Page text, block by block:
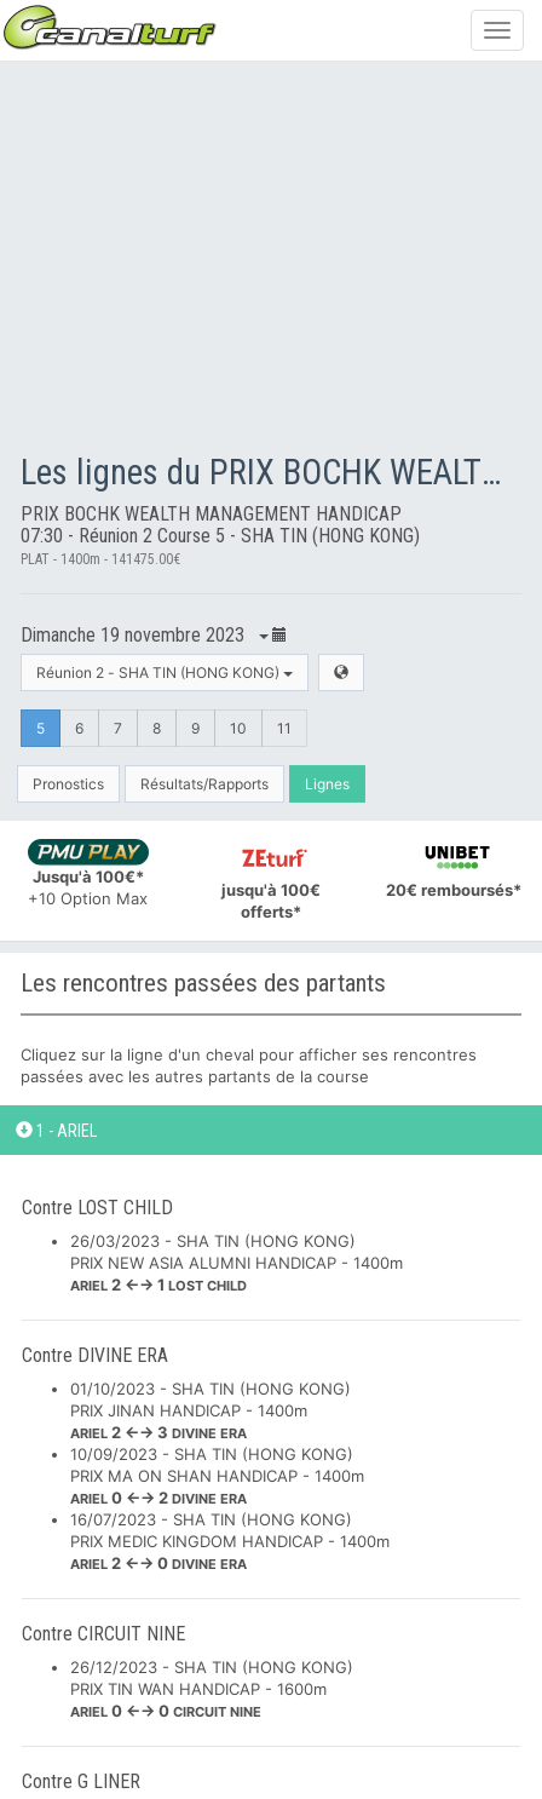
Les lignes du PRIX BOCHK WEALTH MANAGEMENT HANDICAP
PRIX BOCHK WEALTH MANAGEMENT HANDICAP
07:30 - Réunion 2 Course 5 - SHA TIN (HONG KONG)
PLAT - 1400m - 141475.00€
Dimanche 19 novembre 2023
Réunion 2 - SHA TIN (HONG KONG)
5 6 7 8 9 10 11
Pronostics Résultats/Rapports Lignes
Jusqu'à 100€*
+10 Option Max
jusqu'à 100€
offerts*
20€ remboursés*
Les rencontres passées des partants
Cliquez sur la ligne d'un cheval pour afficher ses rencontres
passées avec les autres partants de la course
1 - ARIEL
Contre LOST CHILD
26/03/2023 - SHA TIN (HONG KONG)
PRIX NEW ASIA ALUMNI HANDICAP - 1400m
ARIEL 2 ←→ 1 LOST CHILD
Contre DIVINE ERA
01/10/2023 - SHA TIN (HONG KONG)
PRIX JINAN HANDICAP - 1400m
ARIEL 2 ←→ 3 DIVINE ERA
10/09/2023 - SHA TIN (HONG KONG)
PRIX MA ON SHAN HANDICAP - 1400m
ARIEL 0 ←→ 2 DIVINE ERA
16/07/2023 - SHA TIN (HONG KONG)
PRIX MEDIC KINGDOM HANDICAP - 1400m
ARIEL 2 ←→ 0 DIVINE ERA
Contre CIRCUIT NINE
26/12/2023 - SHA TIN (HONG KONG)
PRIX TIN WAN HANDICAP - 1600m
ARIEL 0 ←→ 0 CIRCUIT NINE
Contre G LINER